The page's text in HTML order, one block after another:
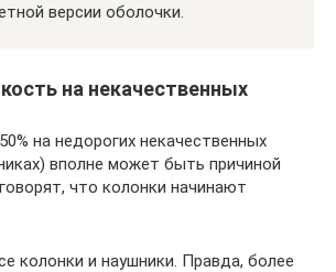
версии оболочки.
на некачественных
на недорогих некачественных
вполне может быть причиной
что колонки начинают
колонки и наушники. Правда, более